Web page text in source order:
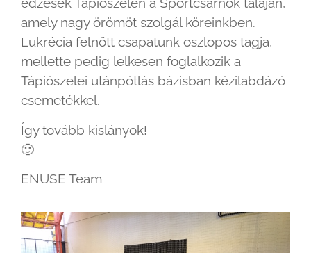
amely nagy örömöt szolgál köreinkben.
Lukrécia felnőtt csapatunk oszlopos tagja,
mellette pedig lelkesen foglalkozik a
Tápiószelei utánpótlás bázisban kézilabdázó
csemetékkel.
Így tovább kislányok!
🙂
ENUSE Team